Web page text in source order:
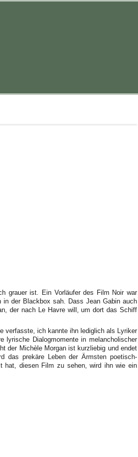
grauer ist. Ein Vorläufer des Film Noir war
der Blackbox sah. Dass Jean Gabin auch
der nach Le Havre will, um dort das Schiff
verfasste, ich kannte ihn lediglich als Lyriker
lyrische Dialogmomente in melancholischer
der Michèle Morgan ist kurzliebig und endet
das prekäre Leben der Ärmsten poetisch-
hat, diesen Film zu sehen, wird ihn wie ein